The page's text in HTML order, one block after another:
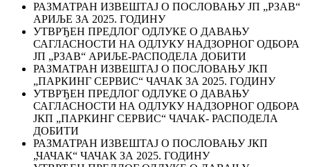
РАЗМАТРАН ИЗВЕШТАЈ О ПОСЛОВАЊУ ЈП „РЗАВ“
АРИЉЕ ЗА 2025. ГОДИНУ
УТВРЂЕН ПРЕДЛОГ ОДЛУКЕ О ДАВАЊУ
САГЛАСНОСТИ НА ОДЛУКУ НАДЗОРНОГ ОДБОРА
ЈП „РЗАВ“ АРИЉЕ-РАСПОДЕЛА ДОБИТИ
РАЗМАТРАН ИЗВЕШТАЈ О ПОСЛОВАЊУ ЈКП
„ПАРКИНГ СЕРВИС“ ЧАЧАК ЗА 2025. ГОДИНУ
УТВРЂЕН ПРЕДЛОГ ОДЛУКЕ О ДАВАЊУ
САГЛАСНОСТИ НА ОДЛУКУ НАДЗОРНОГ ОДБОРА
ЈКП „ПАРКИНГ СЕРВИС“ ЧАЧАК- РАСПОДЕЛА
ДОБИТИ
РАЗМАТРАН ИЗВЕШТАЈ О ПОСЛОВАЊУ ЈКП
„ЧАЧАК“ ЧАЧАК ЗА 2025. ГОДИНУ